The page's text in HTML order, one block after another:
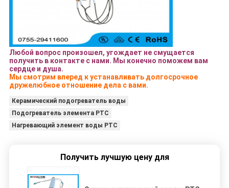
Любой вопрос произошел, угождает не смущается
получить в контакте с нами. Мы конечно поможем вам
сердце и душа.
Мы смотрим вперед к устанавливать долгосрочное
дружелюбное отношение дела с вами.
Керамический подогреватель воды
Подогреватель элемента PTC
Нагревающий элемент воды PTC
Получить лучшую цену для